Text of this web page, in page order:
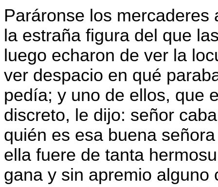
Paráronse los
la estraña figura del que
luego echaron de ver la
ver despacio en qué
pedía; y uno de ellos, que
discreto, le dijo: señor
quién es esa buena
ella fuere de tanta
gana y sin apremio